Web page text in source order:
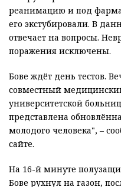
реанимацию и под
его экстубировали. В
отвечает на вопросы.
поражения исключены.
Бове ждёт день тестов.
совместный
университетской
представлена
молодого человека", –
сайте.
На 16-й минуте
Бове рухнул на газон,